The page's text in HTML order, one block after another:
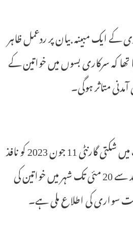
کے ایک مبینہ بیان پر ردعمل ظاہر
کہ سرکاری بسوں میں خواتین کے
متاثر ہوگی۔
ریڈی کے مطابق، ریاست میں شکتی گارنٹی 11 جون 2023 کو نافذ
کی گئی تھی، اور اس کے بعد سے 20 مئی تک شہر میں خواتین کی